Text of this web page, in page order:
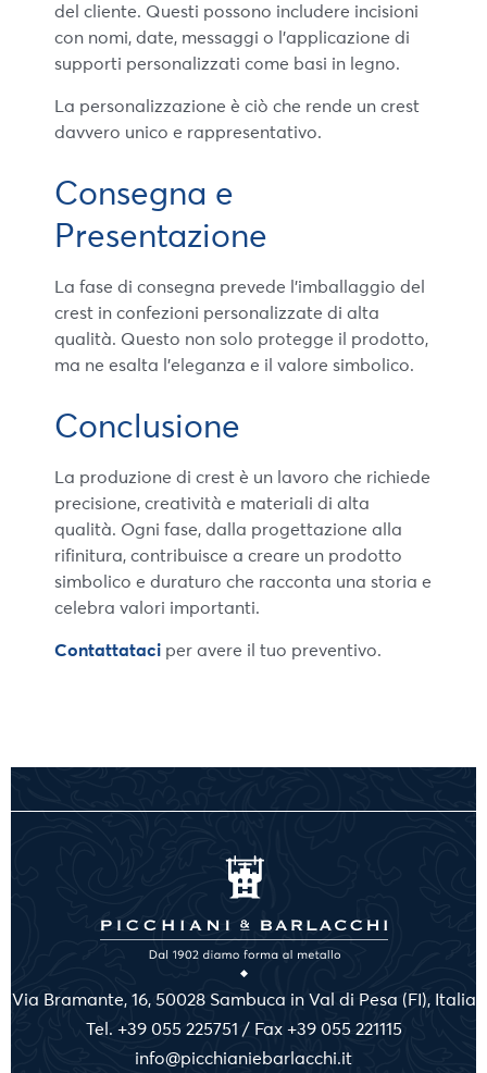
del cliente. Questi possono includere incisioni
con nomi, date, messaggi o l’applicazione di
supporti personalizzati come basi in legno.
La personalizzazione è ciò che rende un crest
davvero unico e rappresentativo.
Consegna e
Presentazione
La fase di consegna prevede l’imballaggio del
crest in confezioni personalizzate di alta
qualità. Questo non solo protegge il prodotto,
ma ne esalta l’eleganza e il valore simbolico.
Conclusione
La produzione di crest è un lavoro che richiede
precisione, creatività e materiali di alta
qualità. Ogni fase, dalla progettazione alla
rifinitura, contribuisce a creare un prodotto
simbolico e duraturo che racconta una storia e
celebra valori importanti.
Contattataci per avere il tuo preventivo.
Via Bramante, 16, 50028 Sambuca in Val di Pesa (FI), Italia
Tel. +39 055 225751 / Fax +39 055 221115
info@picchianiebarlacchi.it